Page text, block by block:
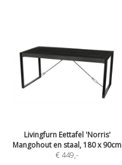
Livingfurn Eettafel 'Norris'
Mangohout en staal, 180 x 90cm
€ 449,-